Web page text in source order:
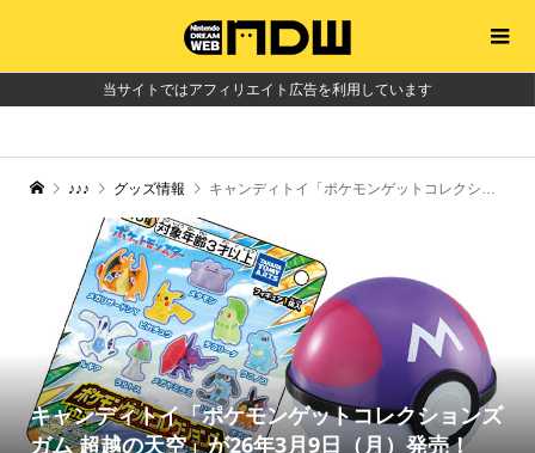
当サイトではアフィリエイト広告を利用しています
♪♪♪ グッズ情報 キャンディトイ「ポケモンゲットコレクションズガム 超越の天空」が26年3月9日（月）発売！
キャンディトイ「ポケモンゲットコレクションズ
ガム 超越の天空」が26年3月9日（月）発売！